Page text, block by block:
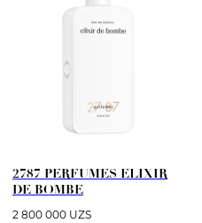
2787 PERFUMES ELIXIR
DE BOMBE
2 800 000 UZS